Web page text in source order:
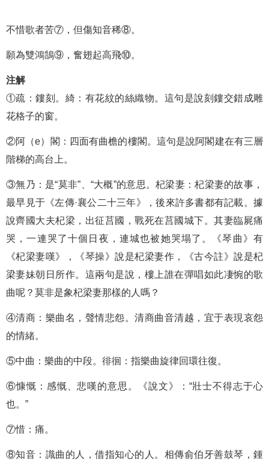
不惜歌者苦⑦，但傷知音稀⑧。
願為雙鴻鵠⑨，奮翅起高飛⑩。
注解
①疏：鏤刻。綺：有花紋的絲織物。這句是說刻鏤交錯成雕
花格子的窗。
②阿（e）閣：四面有曲檐的樓閣。這句是說阿閣建在有三層
階梯的高台上。
③無乃：是“莫非”、“大概”的意思。杞梁妻：杞梁妻的故事，
最早見于《左傳·襄公二十三年》，後來許多書都有記載。據
說齊國大夫杞梁，出征莒國，戰死在莒國城下。其妻臨屍痛
哭，一連哭了十個日夜，連城也被她哭塌了。《琴曲》有
《杞梁妻嘆》，《琴操》說是杞梁妻作，《古今註》說是杞
梁妻妹朝日所作。這兩句是說，樓上誰在彈唱如此凄惋的歌
曲呢？莫非是象杞梁妻那樣的人嗎？
④清商：樂曲名，聲情悲怨。清商曲音清越，宜于表現哀怨
的情緒。
⑤中曲：樂曲的中段。徘徊：指樂曲旋律回環往復。
⑥慷慨：感慨、悲嘆的意思。《說文》：“壯士不得志于心
也。”
⑦惜：痛。
⑧知音：識曲的人，借指知心的人。相傳俞伯牙善鼓琴，鍾